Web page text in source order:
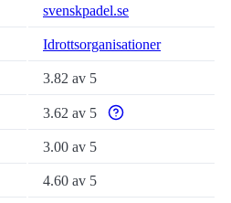
svenskpadel.se
Idrottsorganisationer
3.82 av 5
3.62 av 5
Varför enbart
3.00 av 5
4.60 av 5